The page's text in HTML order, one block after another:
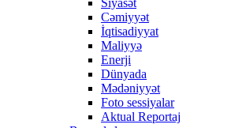
Siyasət
Cəmiyyət
İqtisadiyyat
Maliyyə
Enerji
Dünyada
Mədəniyyət
Foto sessiyalar
Aktual Reportaj